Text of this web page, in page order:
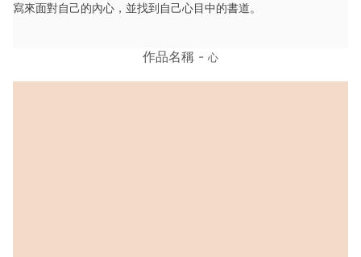
寫來面對自己的內心，並找到自己心目中的書道。
作品名稱 - 心